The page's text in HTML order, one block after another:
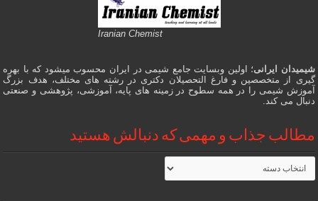
Iranian Chemist
شیمیدان ایرانی؛ اولین وبسایت جامع شیمی در ایران محسوب میشود که با بهره
گیری از متخصصین و فارغ التحصیلان دکتری در رشته های مختلف، هدف بزرگ
آموزش شیمی را در همه سطوح در زمینه های پایه، آموزشی، پژوهشی و صنعتی
دنبال می کند.
مطالب جذاب و مهمی که دنبالش هستید
مطالب
جذاب
و